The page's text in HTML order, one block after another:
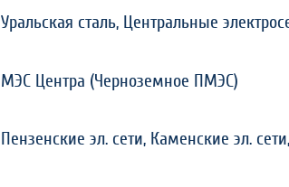
Уральская сталь, Центральные
МЭС Центра (Черноземное ПМЭС)
Пензенские эл. сети, Каменские эл.